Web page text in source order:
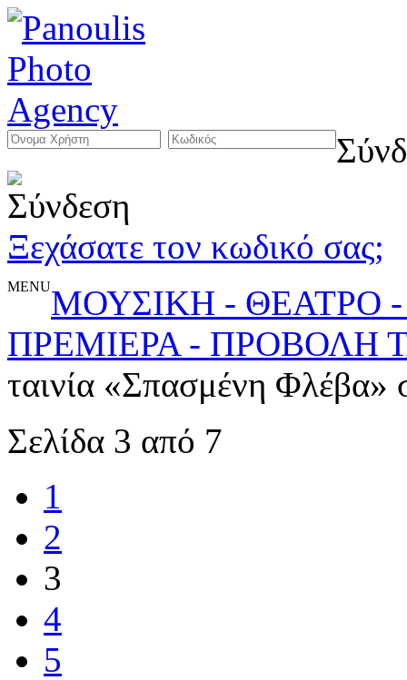
Ξεχάσατε τον κωδικό σας;
MENUΜΟΥΣΙΚΗ - ΘΕΑΤΡΟ
ΠΡΕΜΙΕΡΑ - ΠΡΟΒΟΛΗ
ταινία «Σπασμένη Φλέβα»
Σελίδα 3 από 7
1
2
3
4
5